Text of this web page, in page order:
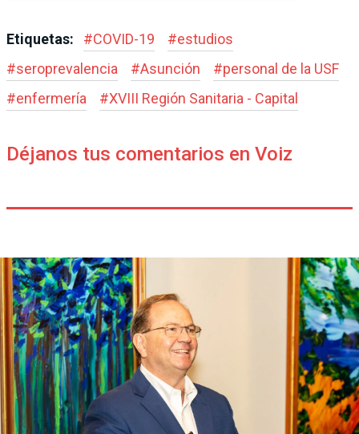
Etiquetas: #COVID-19 #estudios
#seroprevalencia #Asunción #personal de la USF
#enfermería #XVIII Región Sanitaria - Capital
Déjanos tus comentarios en Voiz